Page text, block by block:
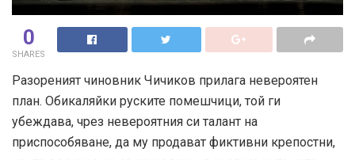
0
SHARES
Разореният чиновник Чичиков прилага невероятен
план. Обикаляйки руските помешчици, той ги
убеждава, чрез невероятния си талант на
приспособяване, да му продават фиктивни крепостни,